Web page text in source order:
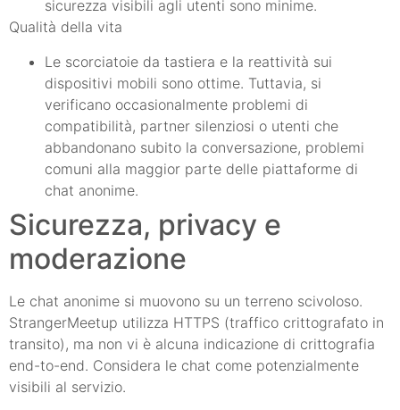
sicurezza visibili agli utenti sono minime.
Qualità della vita
Le scorciatoie da tastiera e la reattività sui
dispositivi mobili sono ottime. Tuttavia, si
verificano occasionalmente problemi di
compatibilità, partner silenziosi o utenti che
abbandonano subito la conversazione, problemi
comuni alla maggior parte delle piattaforme di
chat anonime.
Sicurezza, privacy e
moderazione
Le chat anonime si muovono su un terreno scivoloso.
StrangerMeetup utilizza HTTPS (traffico crittografato in
transito), ma non vi è alcuna indicazione di crittografia
end-to-end. Considera le chat come potenzialmente
visibili al servizio.